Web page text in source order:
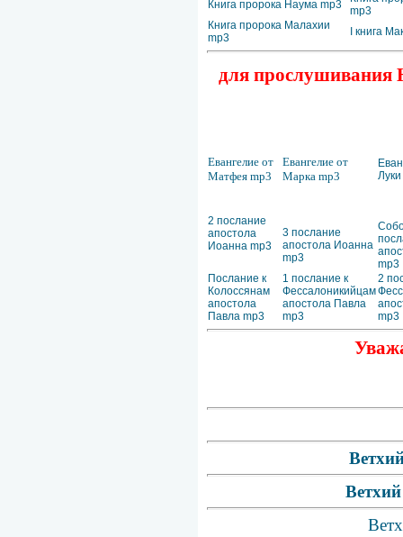
Книга пророка Наума mp3
mp3
Книга пророка Малахии
mp3
I книга
для прослушивания
Евангелие от
Матфея mp3
Евангелие от
Марка mp3
2 послание
апостола
Иоанна mp3
3 послание
апостола Иоанна
mp3
mp3
Послание к
Колоссянам
апостола
Павла mp3
1 послание к
Фессалоникийцам
апостола Павла
mp3
2
mp3